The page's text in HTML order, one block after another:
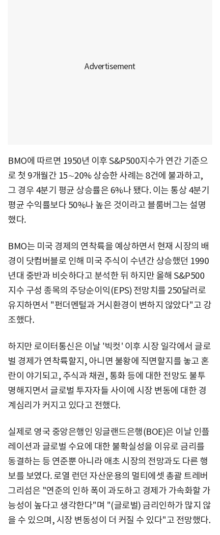
BMO에 따르면 1950년 이후 S&P500지수가 연간 기준으
로 첫 9개월간 15∼20% 상승한 사례는 8건에 불과하고,
그 경우 4분기 평균 상승률은 6%나 됐다. 이는 통상 4분기
평균 수익률보다 50%나 높은 것이라고 블룸버그는 설명
했다.
BMO는 미국 경제의 연착륙을 예상하면서 현재 시장의 배
경이 닷컴버블로 인해 미국 주식이 수년간 상승했던 1990
년대 중반과 비슷하다고 분석한 뒤 하지만 올해 S&P500
지수 구성 종목의 주당순이익(EPS) 전망치를 250달러로
유지하면서 "펀더멘털과 거시환경이 변하지 않았다"고 강
조했다.
하지만 로이터통신은 이날 '빅컷' 이후 시장 일각에서 글로
벌 경제가 연착륙할지, 아니면 불황에 직면할지를 놓고 혼
란이 야기되고, 주식과 채권, 통화 등에 대한 전망도 불투
명해지면서 글로벌 투자자들 사이에 시장 변동에 대한 경
계심리가 커지고 있다고 전했다.
실제로 영국 중앙은행인 잉글랜드은행(BOE)은 이날 인플
레이션과 글로벌 수요에 대한 불확실성을 이유로 금리를
동결하는 등 연준뿐 아니라 애초 시장의 전망과도 다른 행
보를 보였다. 로열 런던 자산운용의 멀티에셋 총괄 트레버
그리섬은 "연준의 인하 폭이 과도하고 경제가 가속화할 가
능성이 높다고 생각한다"며 "(글로벌) 금리인하가 많지 않
을 수 있으며, 시장 변동성이 더 커질 수 있다"고 전망했다.